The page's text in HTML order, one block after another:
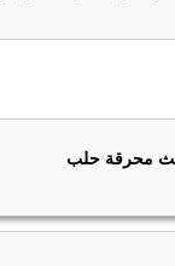
محرقة حلب